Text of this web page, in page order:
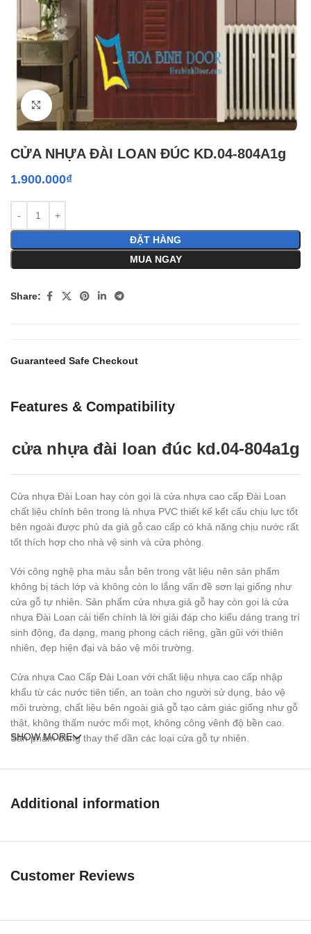
Click to enlarge
CỬA NHỰA ĐÀI LOAN ĐÚC KD.04-804A1g
1.900.000₫
ĐẶT HÀNG
MUA NGAY
Share:
Guaranteed Safe Checkout
Features & Compatibility
cửa nhựa đài loan đúc kd.04-804a1g
Cửa nhựa Đài Loan hay còn gọi là cửa nhựa cao cấp Đài Loan
chất liệu chính bên trong là nhựa PVC thiết kế kết cấu chịu lực tốt
bên ngoài được phủ da giả gỗ cao cấp có khả năng chịu nước rất
tốt thích hợp cho nhà vệ sinh và cửa phòng.
Với công nghệ pha màu sẳn bên trong vật liệu nên sản phẩm
không bị tách lớp và không còn lo lắng vấn đề sơn lại giống như
cửa gỗ tự nhiên. Sản phẩm cửa nhựa giả gỗ hay còn gọi là cửa
nhựa Đài Loan cải tiến chính là lời giải đáp cho kiểu dáng trang trí
sinh động, đa dạng, mang phong cách riêng, gần gũi với thiên
nhiên, đẹp hiện đại và bảo vệ môi trường.
Cửa nhựa Cao Cấp Đài Loan với chất liệu nhựa cao cấp nhập
khẩu từ các nước tiên tiến, an toàn cho người sử dụng, bảo vệ
môi trường, chất liệu bên ngoài giả gỗ tạo cảm giác giống như gỗ
thật, không thấm nước mối mọt, không công vênh độ bền cao.
Sản phẩm đang thay thế dần các loại cửa gỗ tự nhiên.
Ưu điểm củacửa nhựa đài loan đúc
kd.04-804a1g
Chịu nước, chịu ẩm và các chất thải nên có độ bền cao.
SHOW MORE
Additional information
Customer Reviews